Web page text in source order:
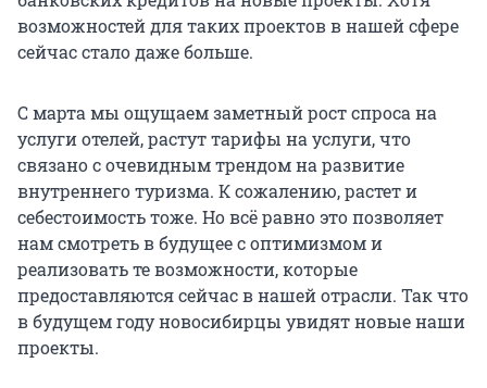
возможностей для таких проектов в нашей сфере
сейчас стало даже больше.
С марта мы ощущаем заметный рост спроса на
услуги отелей, растут тарифы на услуги, что
связано с очевидным трендом на развитие
внутреннего туризма. К сожалению, растет и
себестоимость тоже. Но всё равно это позволяет
нам смотреть в будущее с оптимизмом и
реализовать те возможности, которые
предоставляются сейчас в нашей отрасли. Так что
в будущем году новосибирцы увидят новые наши
проекты.